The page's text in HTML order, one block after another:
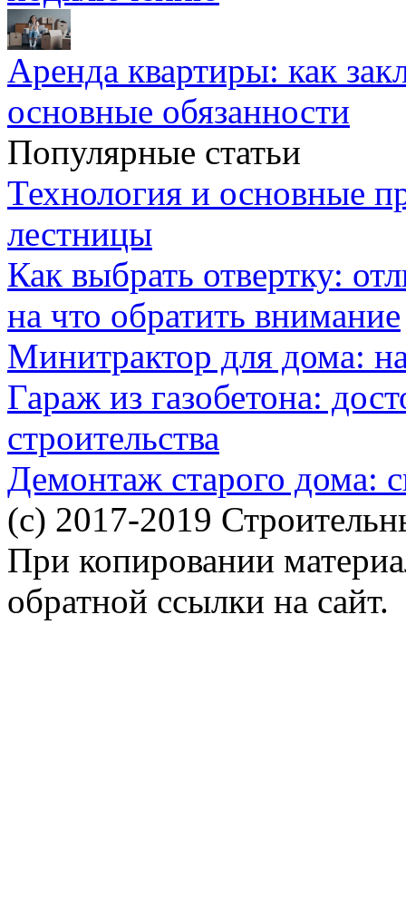
Аренда квартиры: как
основные обязанности
Популярные статьи
Технология и основные
лестницы
Как выбрать отвертку:
на что обратить внимание
Минитрактор для дома:
Гараж из газобетона:
строительства
Демонтаж старого дома:
(c) 2017-2019
При копировании
обратной ссылки на сайт.